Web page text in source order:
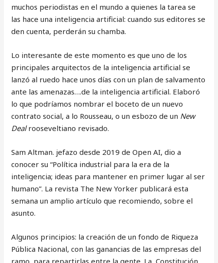
muchos periodistas en el mundo a quienes la tarea se
las hace una inteligencia artificial: cuando sus editores se
den cuenta, perderán su chamba.
Lo interesante de este momento es que uno de los
principales arquitectos de la inteligencia artificial se
lanzó al ruedo hace unos días con un plan de salvamento
ante las amenazas….de la inteligencia artificial. Elaboró
lo que podríamos nombrar el boceto de un nuevo
contrato social, a lo Rousseau, o un esbozo de un New
Dealrooseveltiano revisado.
Sam Altman. jefazo desde 2019 de Open AI, dio a
conocer su “Política industrial para la era de la
inteligencia; ideas para mantener en primer lugar al ser
humano”. La revista The New Yorker publicará esta
semana un amplio artículo que recomiendo, sobre el
asunto.
Algunos principios: la creación de un fondo de Riqueza
Pública Nacional, con las ganancias de las empresas del
ramo, para repartirlas entre la gente. La Constitución